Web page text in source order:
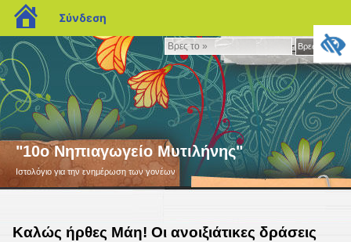
Βρες
το
»
Βρες το »
"10ο Νηπιαγωγείο Μυτιλήνης"
Ιστολόγιο για την ενημέρωση των γονέων
Καλώς ήρθες Μάη! Οι ανοιξιάτικες δράσεις
blogs.sch.gr
Σύνδεση